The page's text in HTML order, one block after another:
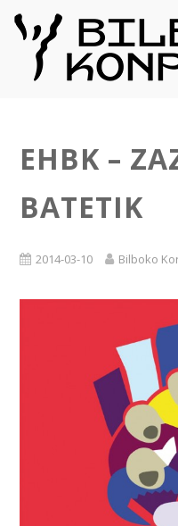
EHBK –
BATETIK
2014-03-10 Bilboko